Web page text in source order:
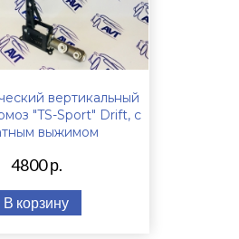
вертикальный
"TS-Sport" Drift, с
выжимом
4800 р.
В корзину